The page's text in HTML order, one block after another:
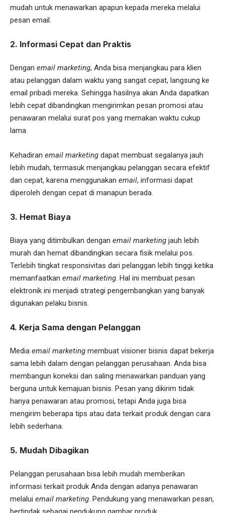
mudah untuk menawarkan apapun kepada mereka melalui
pesan email.
2. Informasi Cepat dan Praktis
Dengan email marketing, Anda bisa menjangkau para klien
atau pelanggan dalam waktu yang sangat cepat, langsung ke
email pribadi mereka. Sehingga hasilnya akan Anda dapatkan
lebih cepat dibandingkan mengirimkan pesan promosi atau
penawaran melalui surat pos yang memakan waktu cukup
lama.
Kehadiran email marketing dapat membuat segalanya jauh
lebih mudah, termasuk menjangkau pelanggan secara efektif
dan cepat, karena menggunakan email, informasi dapat
diperoleh dengan cepat di manapun berada.
3. Hemat Biaya
Biaya yang ditimbulkan dengan email marketing jauh lebih
murah dan hemat dibandingkan secara fisik melalui pos.
Terlebih tingkat responsivitas dari pelanggan lebih tinggi ketika
memanfaatkan email marketing. Hal ini membuat pesan
elektronik ini menjadi strategi pengembangkan yang banyak
digunakan pelaku bisnis.
4. Kerja Sama dengan Pelanggan
Media email marketing membuat visioner bisnis dapat bekerja
sama lebih dalam dengan pelanggan perusahaan. Anda bisa
membangun koneksi dan saling menawarkan panduan yang
berguna untuk kemajuan bisnis. Pesan yang dikirim tidak
hanya penawaran atau promosi, tetapi Anda juga bisa
mengirim beberapa tips atau data terkait produk dengan cara
lebih sederhana.
5. Mudah Dibagikan
Pelanggan perusahaan bisa lebih mudah memberikan
informasi terkait produk Anda dengan adanya penawaran
melalui email marketing. Pendukung yang menawarkan pesan,